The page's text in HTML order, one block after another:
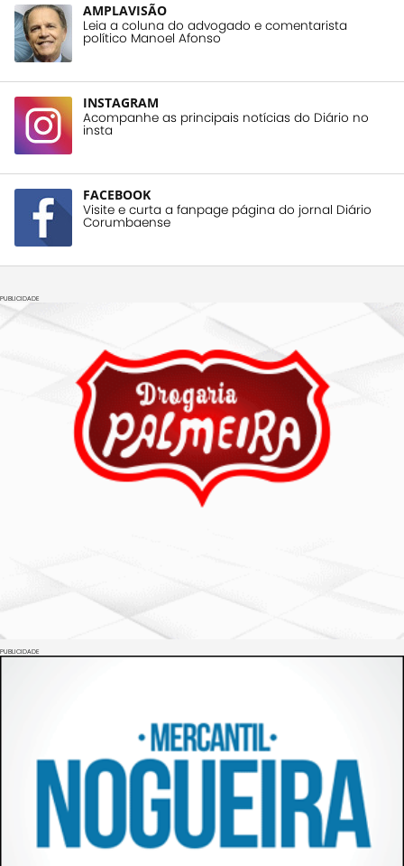
AMPLAVISÃO
Leia a coluna do advogado e comentarista
político Manoel Afonso
INSTAGRAM
Acompanhe as principais notícias do Diário no
insta
FACEBOOK
Visite e curta a fanpage página do jornal Diário
Corumbaense
PUBLICIDADE
PUBLICIDADE